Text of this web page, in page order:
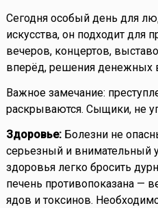
Сегодня особый день для
искусства, он подходит для
вечеров, концертов,
вперёд, решения денежных
Важное замечание:
раскрываются. Сыщики, не
Здоровье:Болезни не
серьезный и внимательный
здоровья легко бросить
печень противопоказана —
ядов и токсинов.